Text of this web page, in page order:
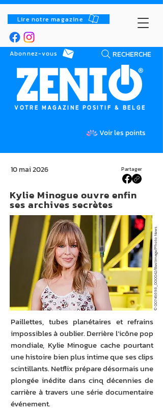
Lire notre magazine
RECHERCHE
Abonnez-vous
VOTRE MAGAZINE POSITIF & BELGE
Voir les points
Partager
10 mai 2026
Kylie Minogue ouvre enfin
ses archives secrètes
© 00746698_000042/Bestimage/Photo News
Paillettes, tubes planétaires et refrains
impossibles à oublier. Derrière l’icône pop
mondiale, Kylie Minogue cache pourtant
une histoire bien plus intime que ses clips
scintillants. Netflix prépare désormais une
plongée inédite dans cinq décennies de
carrière à travers une série documentaire
événement.